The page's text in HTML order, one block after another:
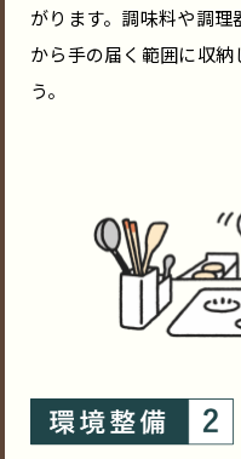
がります。調味料や調
から手の届く範囲に収
う。